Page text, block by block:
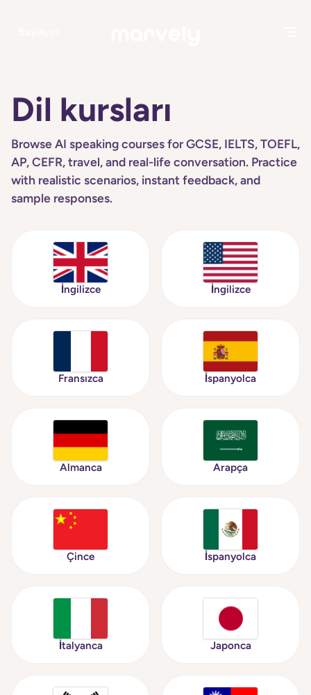
Dil kursları
Browse AI speaking courses for GCSE, IELTS, TOEFL,
AP, CEFR, travel, and real-life conversation. Practice
with realistic scenarios, instant feedback, and
sample responses.
İngilizce İngilizce
Fransızca İspanyolca
Almanca Arapça
Çince İspanyolca
İtalyanca Japonca